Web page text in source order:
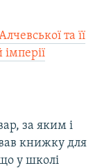
та її
за яким і
книжку для
у школі